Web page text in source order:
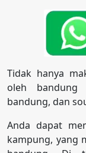
Tidak hanya
oleh bandung
bandung, dan
Anda dapat
kampung, yang